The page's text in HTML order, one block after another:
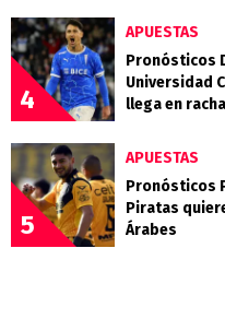
4
APUESTAS
Pronósticos
Universidad
llega en racha
5
APUESTAS
Pronósticos
Piratas
Árabes